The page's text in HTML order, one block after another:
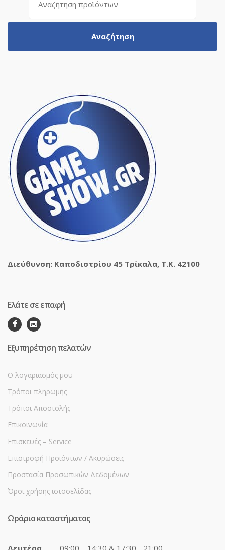
Αναζήτηση
Διεύθυνση: Καποδιστρίου 45 Τρίκαλα, Τ.Κ. 42100
Ελάτε σε επαφή
Εξυπηρέτηση πελατών
Ο λογαριασμός μου
Τρόποι πληρωμής
Τρόποι Αποστολής
Επικοινωνία
Επισκευές – Service
Επιστροφή Προϊόντων / Ακυρώσεις
Προστασία Προσωπικών Δεδομένων
Όροι χρήσης ιστοσελίδας
Ωράριο καταστήματος